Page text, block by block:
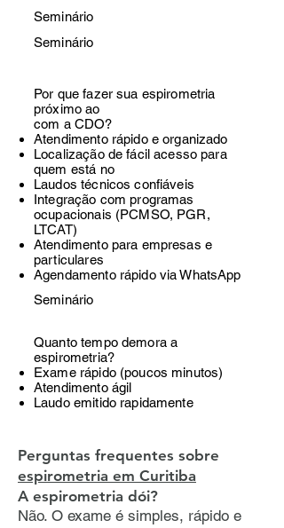
Seminário
Seminário
Por que fazer sua espirometria
próximo ao
com a CDO?
Atendimento rápido e organizado
Localização de fácil acesso para
quem está no
Laudos técnicos confiáveis
Integração com programas
ocupacionais (PCMSO, PGR,
LTCAT)
Atendimento para empresas e
particulares
Agendamento rápido via WhatsApp
Seminário
Quanto tempo demora a
espirometria?
Exame rápido (poucos minutos)
Atendimento ágil
Laudo emitido rapidamente
Perguntas frequentes sobre
espirometria em Curitiba
A espirometria dói?
Não. O exame é simples, rápido e